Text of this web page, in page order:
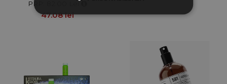
PRP: 82.00 Lei
47.08 lei